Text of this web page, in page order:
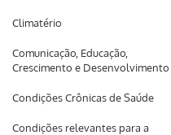
Climatério
Comunicação, Educação,
Crescimento e Desenvolvimento
Condições Crônicas de Saúde
Condições relevantes para a